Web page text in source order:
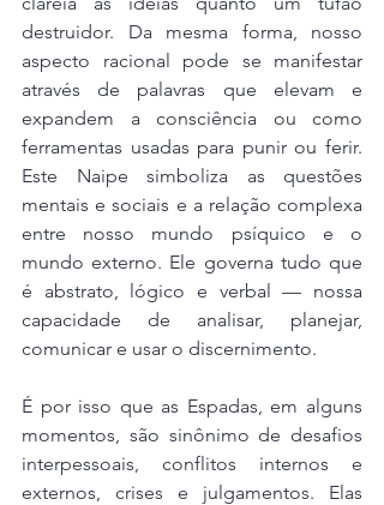
destruidor. Da mesma forma, nosso
aspecto racional pode se manifestar
através de palavras que elevam e
expandem a consciência ou como
ferramentas usadas para punir ou ferir.
Este Naipe simboliza as questões
mentais e sociais e a relação complexa
entre nosso mundo psíquico e o
mundo externo. Ele governa tudo que
é abstrato, lógico e verbal — nossa
capacidade de analisar, planejar,
comunicar e usar o discernimento.
É por isso que as Espadas, em alguns
momentos, são sinônimo de desafios
interpessoais, conflitos internos e
externos, crises e julgamentos. Elas